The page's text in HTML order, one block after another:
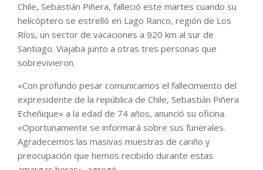
Chile, Sebastián Piñera, falleció este martes cuando su
helicóptero se estrelló en Lago Ranco, región de Los
Ríos, un sector de vacaciones a 920 km al sur de
Santiago. Viajaba junto a otras tres personas que
sobrevivieron.
«Con profundo pesar comunicamos el fallecimiento del
expresidente de la república de Chile, Sebastián Piñera
Echeñique» a la edad de 74 años, anunció su oficina.
«Oportunamente se informará sobre sus funerales.
Agradecemos las masivas muestras de cariño y
preocupación que hemos recibido durante estas